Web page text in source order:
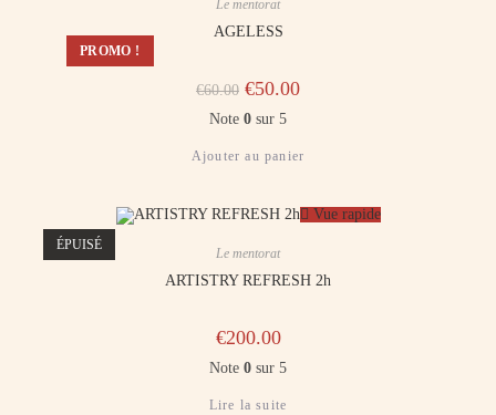
PROMO !
Le mentorat
AGELESS
€60.00 €50.00
Note 0 sur 5
Ajouter au panier
ÉPUISÉ
Vue rapide
Le mentorat
ARTISTRY REFRESH​​ 2h
€200.00
Note 0 sur 5
Lire la suite